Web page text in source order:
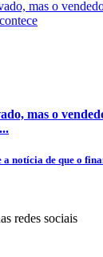
mas o
a notícia de que o
redes sociais